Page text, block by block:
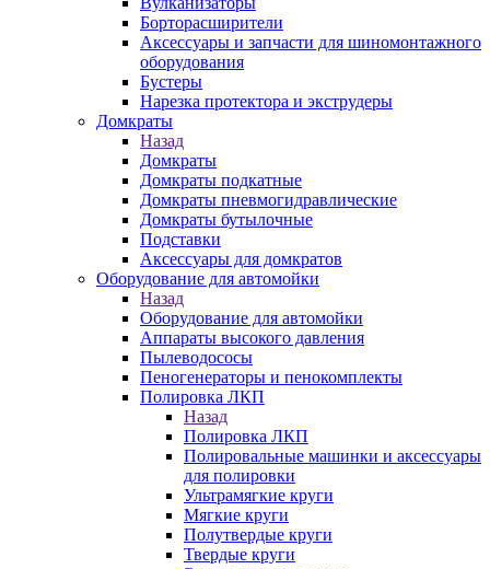
Борторасширители
Аксессуары и запчасти для шиномонтажного
оборудования
Бустеры
Нарезка протектора и экструдеры
Домкраты
Назад
Домкраты
Домкраты подкатные
Домкраты пневмогидравлические
Домкраты бутылочные
Подставки
Аксессуары для домкратов
Оборудование для автомойки
Назад
Оборудование для автомойки
Аппараты высокого давления
Пылеводососы
Пеногенераторы и пенокомплекты
Полировка ЛКП
Назад
Полировка ЛКП
Полировальные машинки и аксессуары
для полировки
Ультрамягкие круги
Мягкие круги
Полутвердые круги
Твердые круги